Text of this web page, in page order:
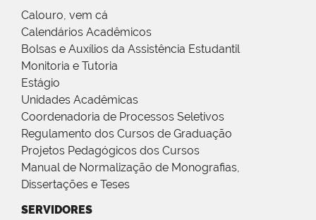
Calouro, vem cá
Calendários Acadêmicos
Bolsas e Auxílios da Assistência Estudantil
Monitoria e Tutoria
Estágio
Unidades Acadêmicas
Coordenadoria de Processos Seletivos
Regulamento dos Cursos de Graduação
Projetos Pedagógicos dos Cursos
Manual de Normalização de Monografias,
Dissertações e Teses
SERVIDORES